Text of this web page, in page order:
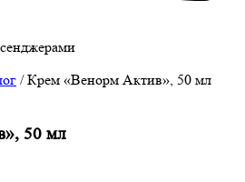
/Крем «Венорм Актив», 50 мл
50 мл